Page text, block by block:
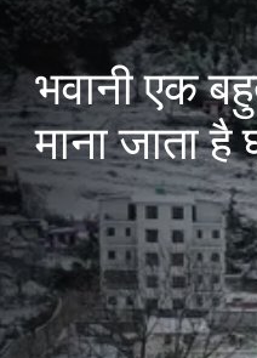
भवानी एक
माना जाता